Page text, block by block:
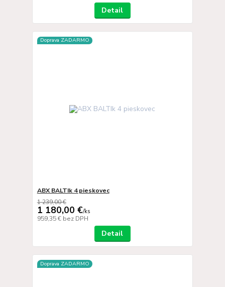
Detail
Doprava ZADARMO
ABX BALTIk 4 pieskovec
1 239,00 €
1 180,00 €/ks
959,35 € bez DPH
Detail
Doprava ZADARMO